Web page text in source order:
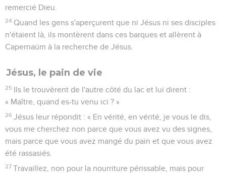
remercié Dieu.
24 Quand les gens s'aperçurent que ni Jésus ni ses disciples
n'étaient là, ils montèrent dans ces barques et allèrent à
Capernaüm à la recherche de Jésus.
Jésus, le pain de vie
25 Ils le trouvèrent de l'autre côté du lac et lui dirent :
« Maître, quand es-tu venu ici ? »
26 Jésus leur répondit : « En vérité, en vérité, je vous le dis,
vous me cherchez non parce que vous avez vu des signes,
mais parce que vous avez mangé du pain et que vous avez
été rassasiés.
27 Travaillez, non pour la nourriture périssable, mais pour